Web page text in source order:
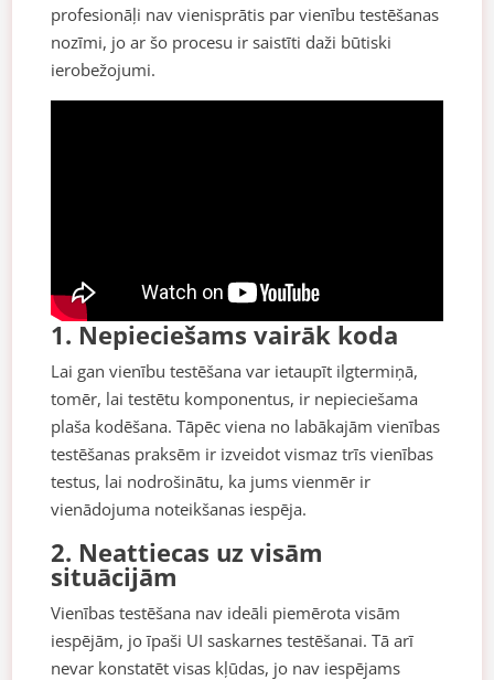
profesionāļi nav vienisprātis par vienību testēšanas
nozīmi, jo ar šo procesu ir saistīti daži būtiski
ierobežojumi.
1. Nepieciešams vairāk koda
Lai gan vienību testēšana var ietaupīt ilgtermiņā,
tomēr, lai testētu komponentus, ir nepieciešama
plaša kodēšana. Tāpēc viena no labākajām vienības
testēšanas praksēm ir izveidot vismaz trīs vienības
testus, lai nodrošinātu, ka jums vienmēr ir
vienādojuma noteikšanas iespēja.
2. Neattiecas uz visām
situācijām
Vienības testēšana nav ideāli piemērota visām
iespējām, jo īpaši UI saskarnes testēšanai. Tā arī
nevar konstatēt visas kļūdas, jo nav iespējams